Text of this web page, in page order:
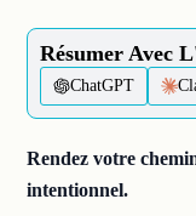
Résumer Avec
ChatGPT
Rendez votre
intentionnel.